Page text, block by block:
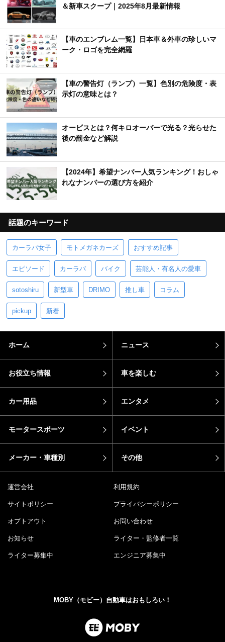
＆新車スクープ｜2025年8月最新情報
【車のエンブレム一覧】日本車＆外車の珍しいマ
ーク・ロゴを完全網羅
【車の警告灯（ランプ）一覧】色別の危険度・表
示灯の意味とは？
オービスとは？何キロオーバーで光る？光らせた
後の罰金など解説
【2024年】希望ナンバー人気ランキング！おしゃ
れなナンバーの選び方を紹介
話題のキーワード
カーラバ女子 モトメガネカーズ おすすめ記事
エピソード カーラバ バイク 芸能人・有名人の愛車
sotoshiru 新型車 DRIMO 推し車 コラム
pickup 新着
ホーム ニュース
お役立ち情報 車を楽しむ
カー用品 エンタメ
モータースポーツ イベント
メーカー・車種別 その他
運営会社 利用規約
サイトポリシー プライバシーポリシー
オプトアウト お問い合わせ
お知らせ ライター・監修者一覧
ライター募集中 エンジニア募集中
MOBY（モビー）自動車はおもしろい！